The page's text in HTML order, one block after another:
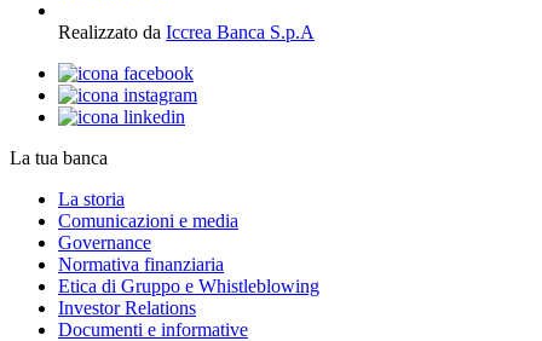
Realizzato da Iccrea Banca S.p.A
La tua banca
La storia
Comunicazioni e media
Governance
Normativa finanziaria
Etica di Gruppo e Whistleblowing
Investor Relations
Documenti e informative